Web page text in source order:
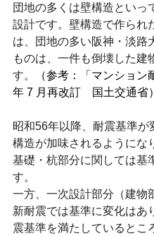
団地の多くは壁構造といっ
設計です。壁構造で作られ
は、団地の多い阪神・淡路
ものは、一件も倒壊した建
す。
（参考：「マンショ
年 7 月再改訂　国土交通省）
昭和56年以降、耐震基準
構造が加味されるようにな
基礎・杭部分に関しては基
す。
一方、一次設計部分（建物
新耐震では基準に変化はあ
震基準を満たしているとこ